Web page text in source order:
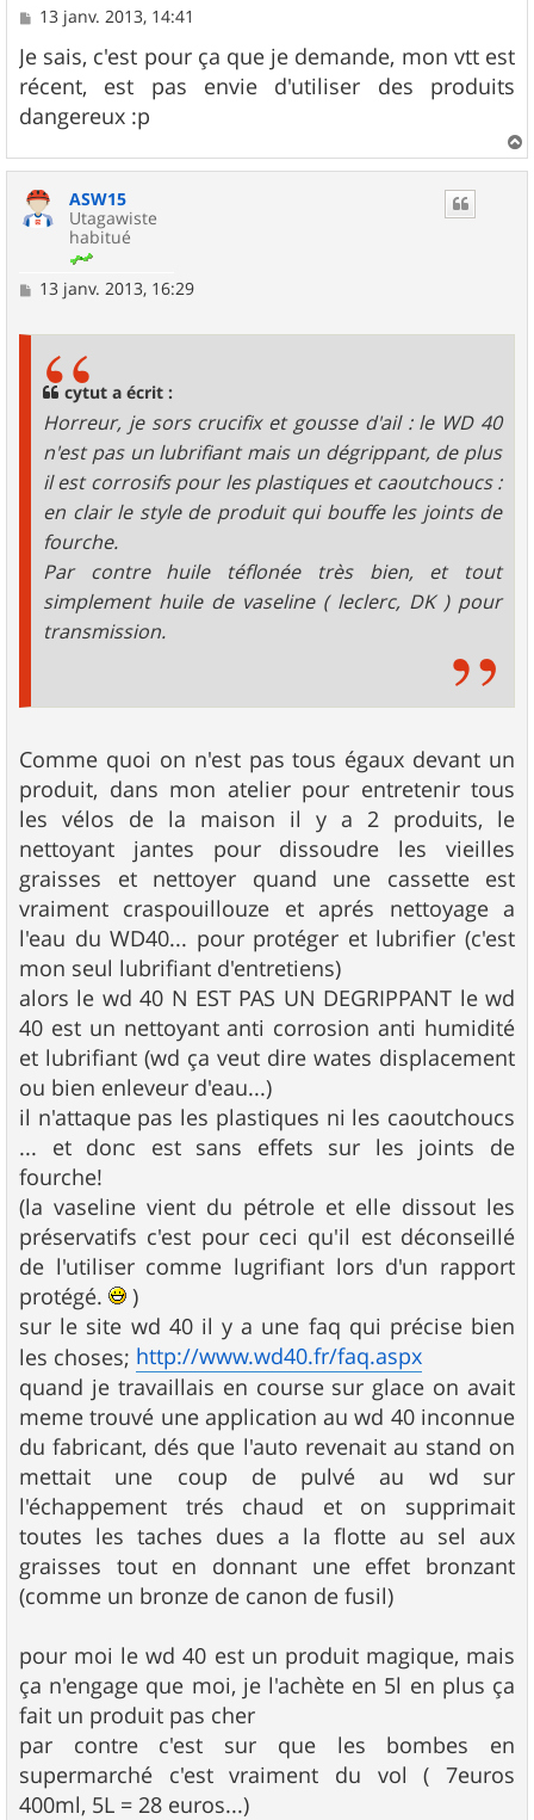
M
s
s
a
g
e
13 janv. 2013, 14:41
Je sais, c'est pour ça que je demande, mon vtt est
récent, est pas envie d'utiliser des produits
dangereux :p
a
ASW15
Utagawiste
habitué
M13 janv. 2013, 16:29
cytut a écrit :
Horreur, je sors crucifix et gousse d'ail : le WD 40
n'est pas un lubrifiant mais un dégrippant, de plus
il est corrosifs pour les plastiques et caoutchoucs :
en clair le style de produit qui bouffe les joints de
fourche.
Par contre huile téflonée très bien, et tout
simplement huile de vaseline ( leclerc, DK ) pour
transmission.
Comme quoi on n'est pas tous égaux devant un
produit, dans mon atelier pour entretenir tous
les vélos de la maison il y a 2 produits, le
nettoyant jantes pour dissoudre les vieilles
graisses et nettoyer quand une cassette est
vraiment craspouillouze et aprés nettoyage a
l'eau du WD40... pour protéger et lubrifier (c'est
mon seul lubrifiant d'entretiens)
alors le wd 40 N EST PAS UN DEGRIPPANT le wd
40 est un nettoyant anti corrosion anti humidité
et lubrifiant (wd ça veut dire wates displacement
ou bien enleveur d'eau...)
il n'attaque pas les plastiques ni les caoutchoucs
... et donc est sans effets sur les joints de
fourche!
(la vaseline vient du pétrole et elle dissout les
préservatifs c'est pour ceci qu'il est déconseillé
de l'utiliser comme lugrifiant lors d'un rapport
protégé.
)
sur le site wd 40 il y a une faq qui précise bien
les choses; http://www.wd40.fr/faq.aspx
quand je travaillais en course sur glace on avait
meme trouvé une application au wd 40 inconnue
du fabricant, dés que l'auto revenait au stand on
mettait une coup de pulvé au wd sur
l'échappement trés chaud et on supprimait
toutes les taches dues a la flotte au sel aux
graisses tout en donnant une effet bronzant
(comme un bronze de canon de fusil)
pour moi le wd 40 est un produit magique, mais
ça n'engage que moi, je l'achète en 5l en plus ça
fait un produit pas cher
par contre c'est sur que les bombes en
supermarché c'est vraiment du vol ( 7euros
400ml, 5L = 28 euros...)